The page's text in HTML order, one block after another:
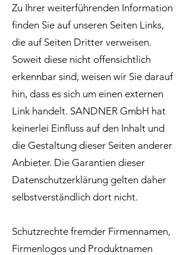
Zu Ihrer weiterführenden Information
finden Sie auf unseren Seiten Links,
die auf Seiten Dritter verweisen.
Soweit diese nicht offensichtlich
erkennbar sind, weisen wir Sie darauf
hin, dass es sich um einen externen
Link handelt. SANDNER GmbH hat
keinerlei Einfluss auf den Inhalt und
die Gestaltung dieser Seiten anderer
Anbieter. Die Garantien dieser
Datenschutzerklärung gelten daher
selbstverständlich dort nicht.
Schutzrechte fremder Firmennamen,
Firmenlogos und Produktnamen